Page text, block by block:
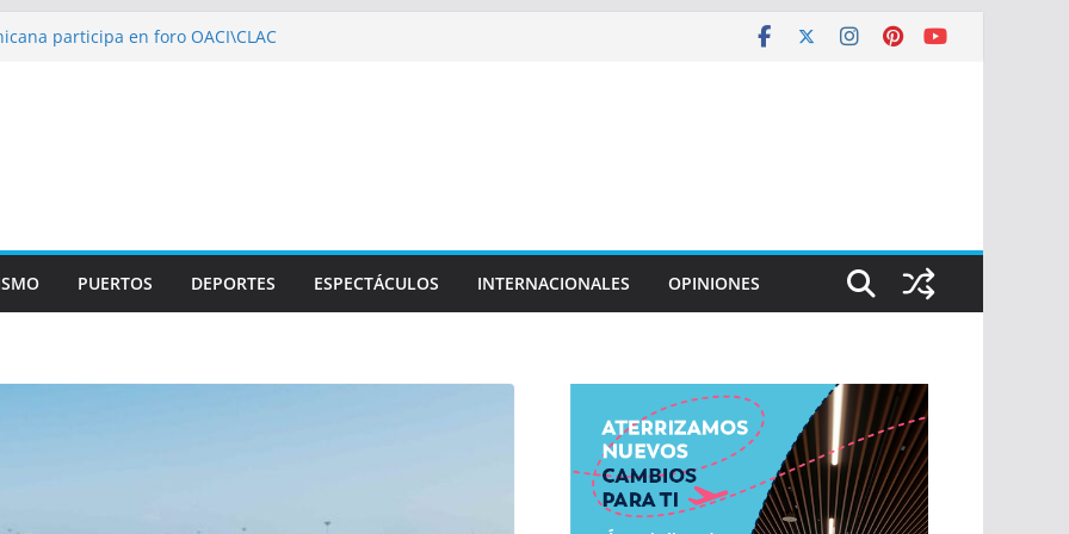
participa en foro OACI\CLAC
en normas de calidad ISO
multidisciplinario operativo médico
PUERTOS DEPORTES ESPECTÁCULOS INTERNACIONALES OPINIONES